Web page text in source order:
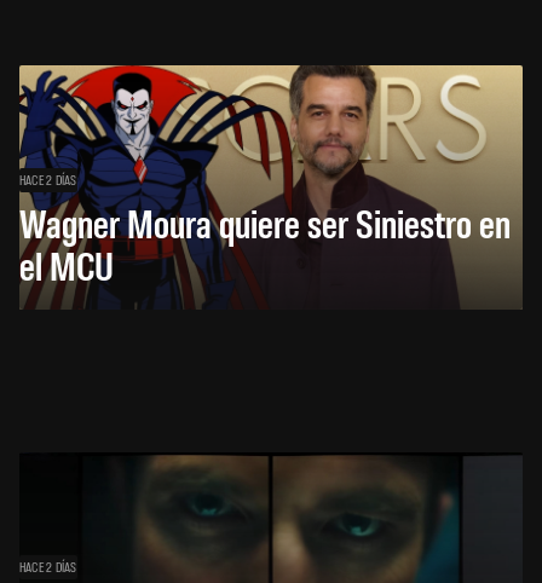
HACE 2 DÍAS
Wagner Moura quiere ser Siniestro en
el MCU
HACE 2 DÍAS